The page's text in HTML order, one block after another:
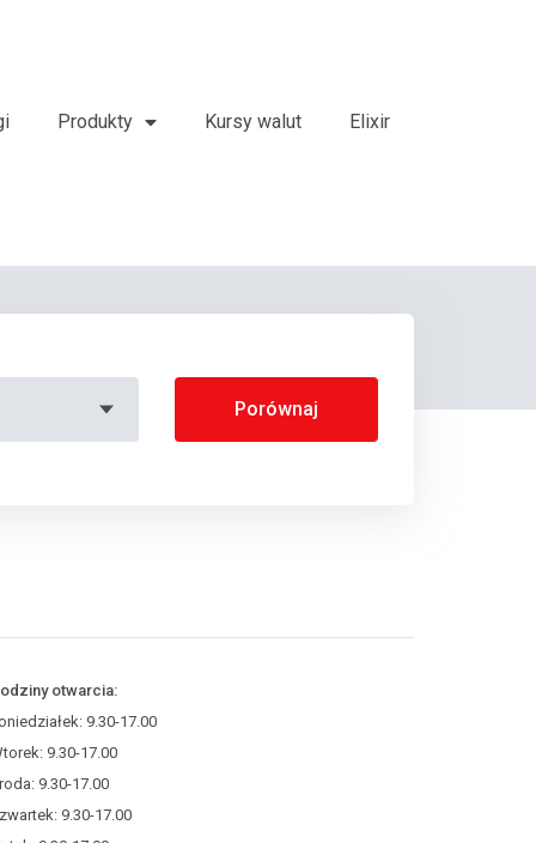
Produkty Kursy walut Elixir
Porównaj
otwarcia:
9.30-17.00
9.30-17.00
9.30-17.00
9.30-17.00